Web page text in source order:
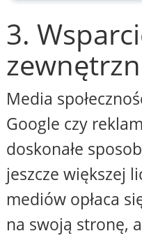
3.
Media
Google czy
doskonałe
jeszcze większej
mediów opłaca
na swoją stronę,